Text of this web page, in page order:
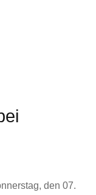
den 07.